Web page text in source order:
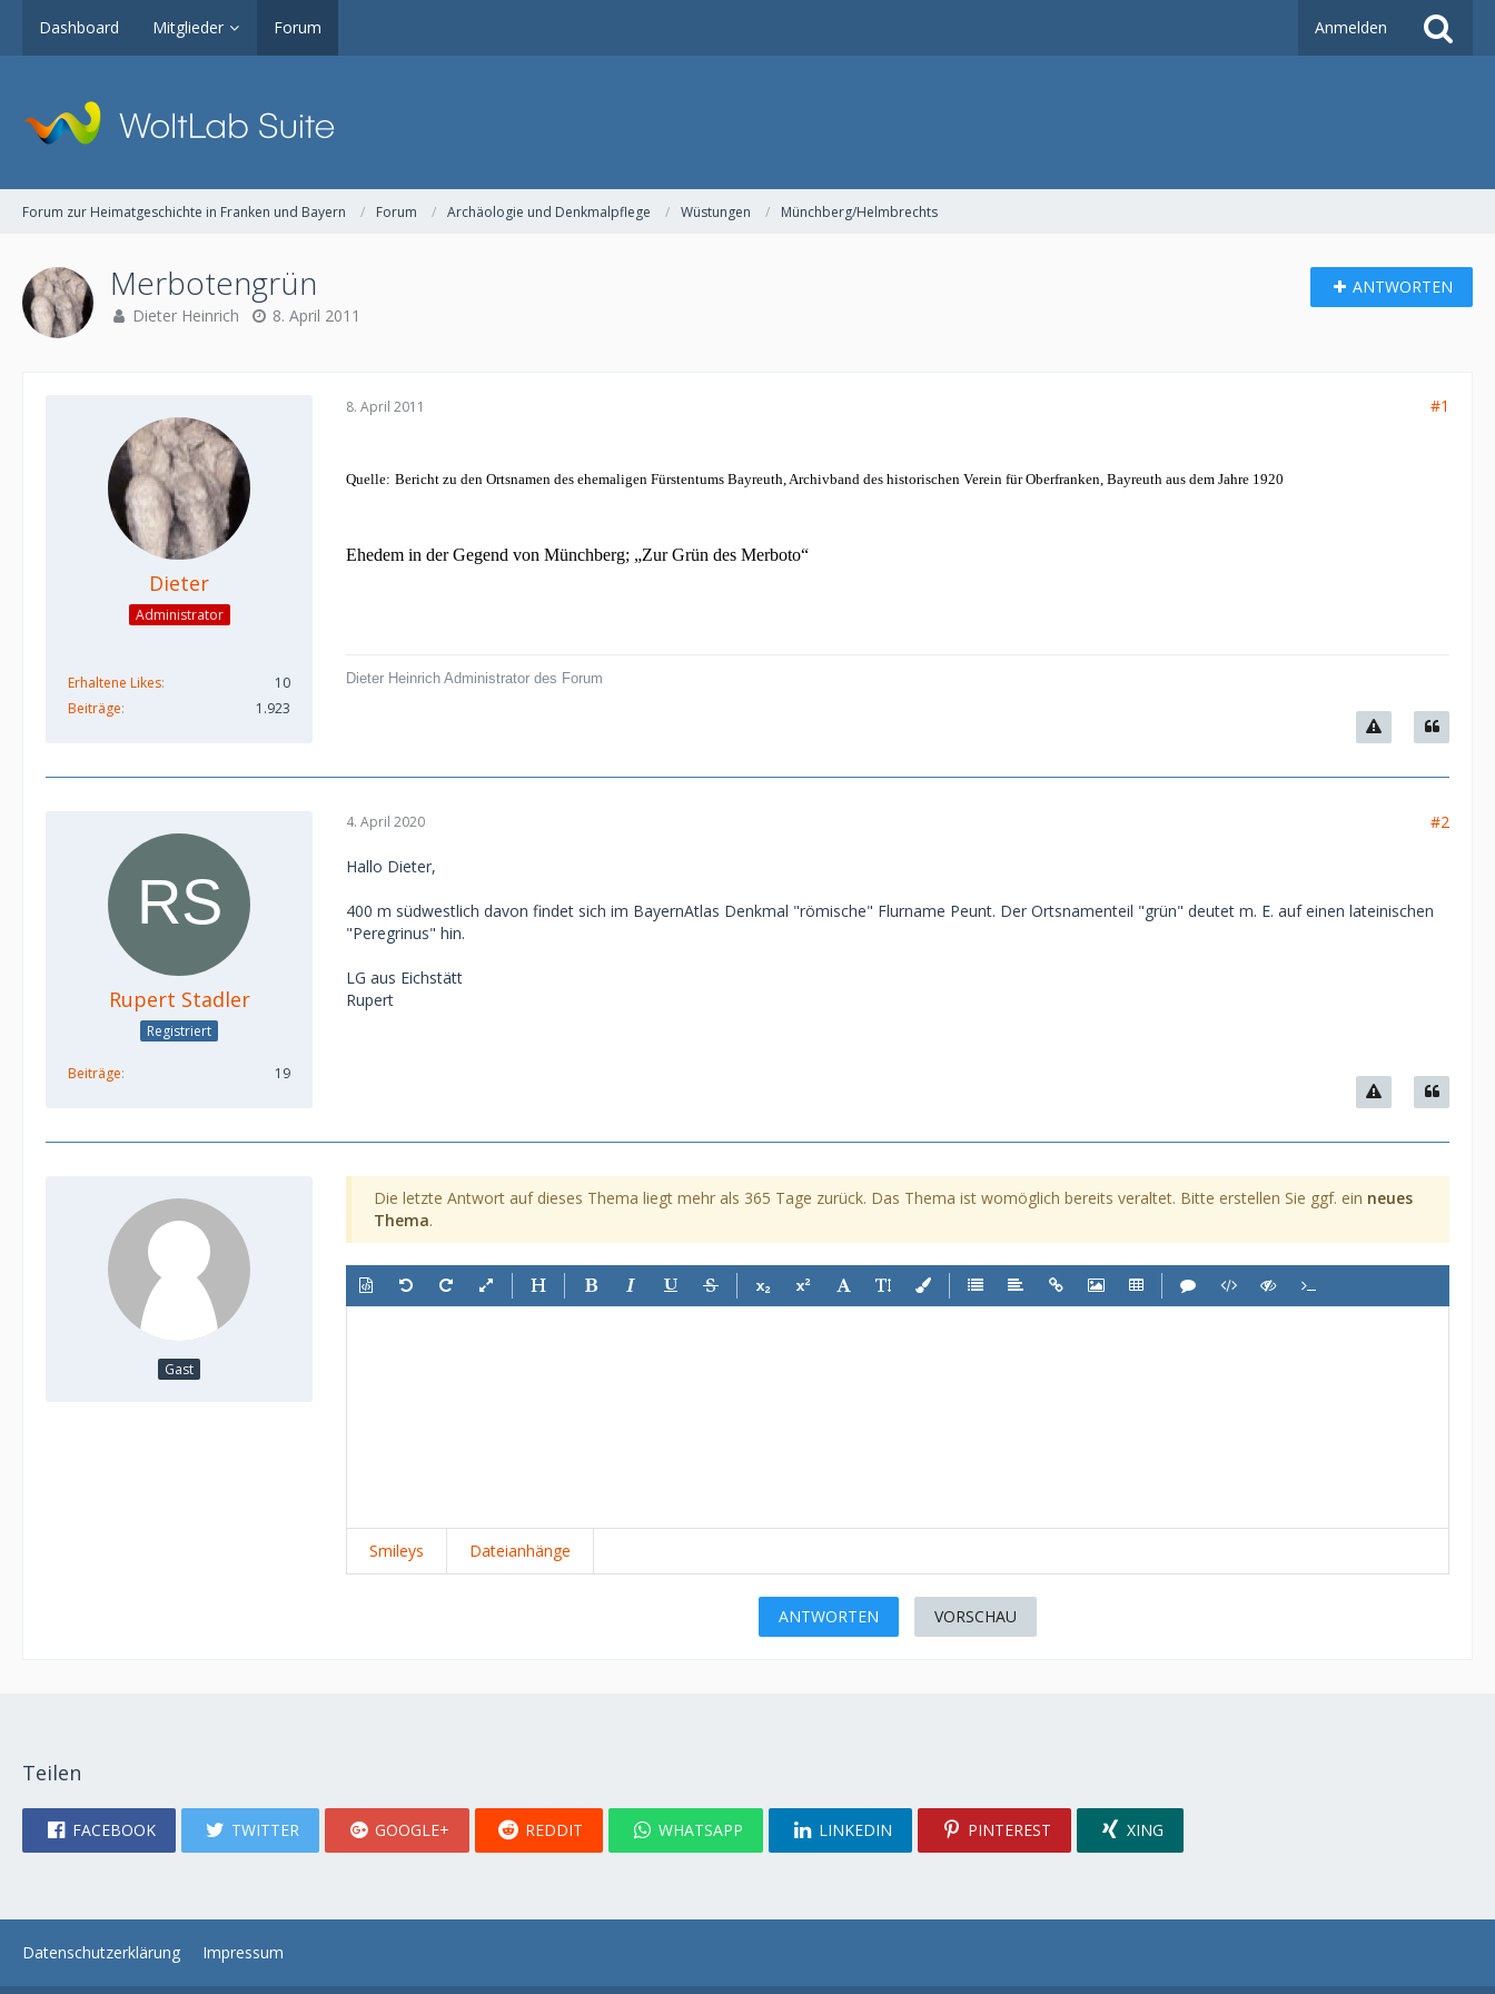
Dashboard Mitglieder Forum Anmelden
Forum zur Heimatgeschichte in Franken und Bayern Forum Archäologie und Denkmalpflege Wüstungen Münchberg/Helmbrechts
Merbotengrün
Dieter Heinrich 8. April 2011
ANTWORTEN
Dieter
Administrator
Erhaltene Likes
10
Beiträge
1.923
8. April 2011 #1
Quelle: Bericht zu den Ortsnamen des ehemaligen Fürstentums Bayreuth, Archivband des historischen Verein für Oberfranken, Bayreuth aus dem Jahre 1920
Ehedem in der Gegend von Münchberg; „Zur Grün des Merboto“
Dieter Heinrich Administrator des Forum
Rupert Stadler
Registriert
Beiträge 19
4. April 2020 #2
Hallo Dieter,
400 m südwestlich davon findet sich im BayernAtlas Denkmal "römische" Flurname Peunt. Der Ortsnamenteil "grün" deutet m. E. auf einen lateinischen
"Peregrinus" hin.
LG aus Eichstätt
Rupert
Gast
Die letzte Antwort auf dieses Thema liegt mehr als 365 Tage zurück. Das Thema ist womöglich bereits veraltet. Bitte erstellen Sie ggf. ein neues
Thema.
Smileys Dateianhänge
ANTWORTEN VORSCHAU
Teilen
FACEBOOK TWITTER GOOGLE+ REDDIT WHATSAPP LINKEDIN PINTEREST XING
Datenschutzerklärung Impressum